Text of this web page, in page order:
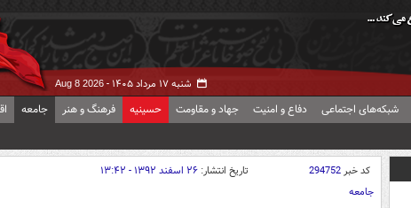
شنبه ۱۷ مرداد ۱۴۰۵ - Aug 8 2026
شبکه‌های اجتماعی دفاع و امنیت جهاد و مقاومت حسینیه فرهنگ و هنر جامعه
کد خبر294752 تاریخ انتشار: ۲۶ اسفند ۱۳۹۲ - ۱۳:۴۲
جامعه